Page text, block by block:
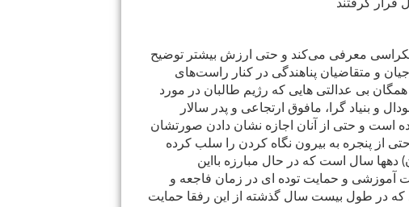
معرفی می‌کند و حتی ارزش بیشتر توضیح
و متقاضیان پناهندگی در کنار راست‌های
بی عدالتی هایی که رژیم طالبان در مورد
و بنیاد گرا، مافوق ارتجاعی و پدر سالار
است و حتی از آنان اجازه نشان دادن صورتشان
از پنجره به بیرون نگاه کردن را سلب کرده
دهها سال است که در حال مبارزه بااین
آموزشی و حمایت توده ای در زمان فاجعه و
که در طول بیست سال گذشته از این رفقا حمایت